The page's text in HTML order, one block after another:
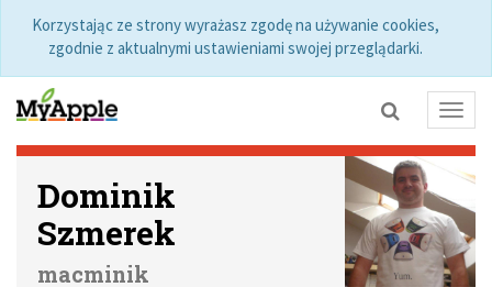
Korzystając ze strony wyrażasz zgodę na używanie cookies,
zgodnie z aktualnymi ustawieniami swojej przeglądarki.
Dominik
Szmerek
macminik